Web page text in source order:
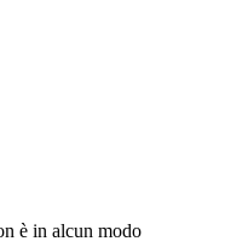
è in alcun modo